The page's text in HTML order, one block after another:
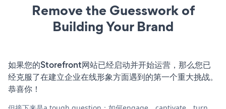
Remove the Guesswork of
Building Your Brand
如果您的Storefront网站已经启动并开始运营，那么您已
经克服了在建立企业在线形象方面遇到的第一个重大挑战。
恭喜你！